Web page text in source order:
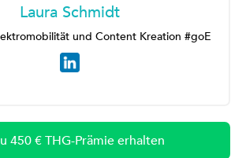
Laura Schmidt
und Content Kreation #goE
450 € THG-Prämie erhalten